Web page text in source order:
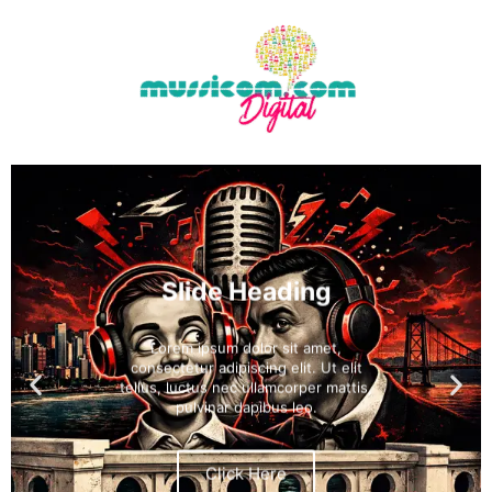
Slide Heading
Lorem ipsum dolor sit amet,
consectetur adipiscing elit. Ut elit
tellus, luctus nec ullamcorper mattis,
pulvinar dapibus leo.
Click Here